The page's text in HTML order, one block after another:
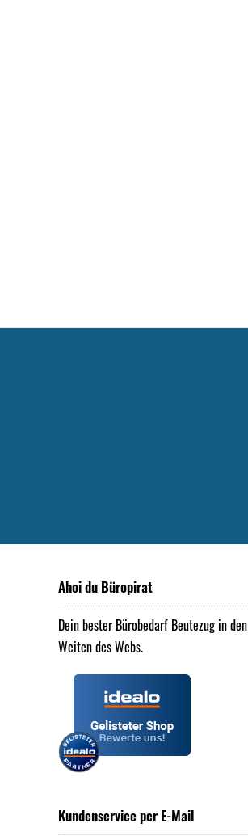
Ahoi du Büropirat
Dein bester Bürobedarf Beutezug in den
Weiten des Webs.
Kundenservice per E-Mail